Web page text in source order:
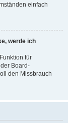
einfach
werde ich
für
Board-
den Missbrauch